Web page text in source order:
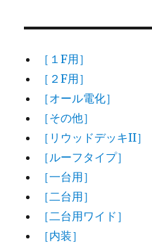
［１F用］
［２F用］
［オール電化］
［その他］
［リウッドデッキII］
［ルーフタイプ］
［一台用］
［二台用］
［二台用ワイド］
［内装］